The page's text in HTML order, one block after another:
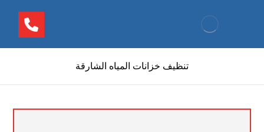
تنظيف خزانات المياه الشارقة